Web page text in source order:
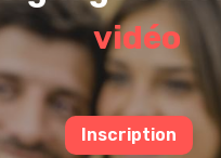
vidéo
Inscription